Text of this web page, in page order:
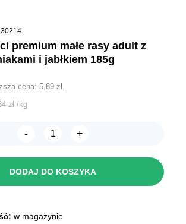
i jabłkiem 185g
cena:5,89zł.
zł /kg
-
ilość
MAŁE
ZIEMNIAKAMI
+
DODAJ DO KOSZYKA
w magazynie